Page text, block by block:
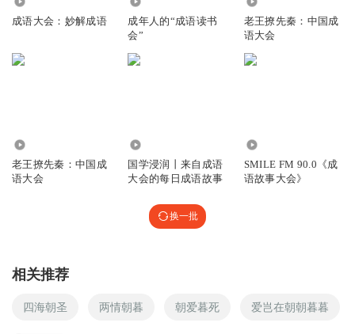
成语大会：妙解成语
成年人的“成语读书
会”
老王撩先秦：中国成
语大会
老王撩先秦：中国成
语大会
国学浸润丨来自成语
大会的每日成语故事
SMILE FM 90.0《成
语故事大会》
换一批
相关推荐
四海朝圣 两情朝暮 朝爱暮死 爱岂在朝朝暮暮